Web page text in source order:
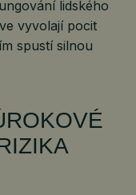
lidského
vyvolají pocit
spustí silnou